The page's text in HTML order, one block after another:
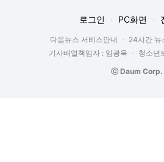
로그인 PC화면
다음뉴스 서비스안내 24시간 뉴
기사배열책임자 : 임광욱
청소년
ⓒ Daum Corp.